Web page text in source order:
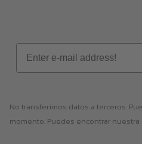
Email
No transferimos datos a terceros.
momento. Puedes encontrar